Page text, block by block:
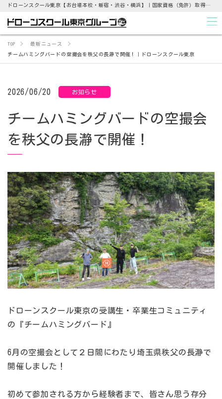
ドローンスクール東京【お台場本校・新宿・渋谷・横浜】｜国家資格（免許）取得支援から点検業務まで
TOP 最新ニュース
チームハミングバードの空撮会を秩父の長瀞で開催！｜ドローンスクール東京
2026/06/20 お知らせ
チームハミングバードの空撮会
を秩父の長瀞で開催！
ドローンスクール東京の受講生・卒業生コミュニティ
の『チームハミングバード』
6月の空撮会として２日間にわたり埼玉県秩父の長瀞で
開催しました！
初めて参加される方から経験者まで、皆さん思う存分